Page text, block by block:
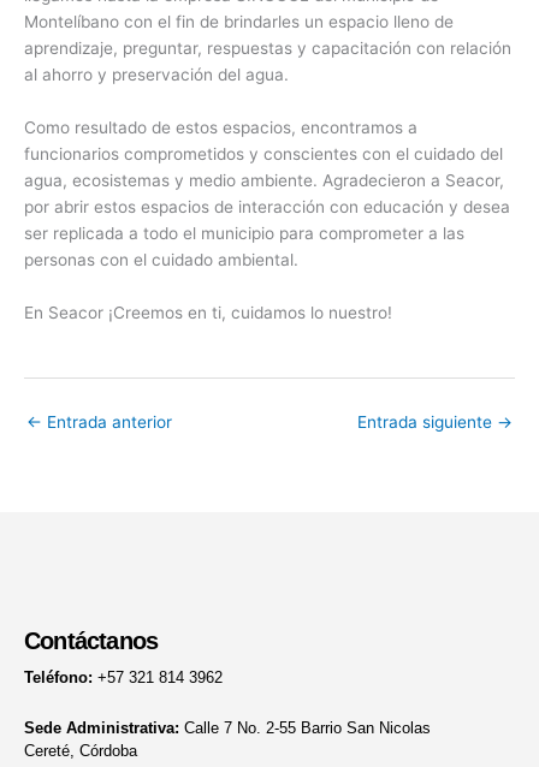
Montelíbano con el fin de brindarles un espacio lleno de
aprendizaje, preguntar, respuestas y capacitación con relación
al ahorro y preservación del agua.
Como resultado de estos espacios, encontramos a
funcionarios comprometidos y conscientes con el cuidado del
agua, ecosistemas y medio ambiente. Agradecieron a Seacor,
por abrir estos espacios de interacción con educación y desea
ser replicada a todo el municipio para comprometer a las
personas con el cuidado ambiental.
En Seacor ¡Creemos en ti, cuidamos lo nuestro!
← Entrada anterior Entrada siguiente →
Contáctanos
Teléfono: +57 321 814 3962
Sede Administrativa: Calle 7 No. 2-55 Barrio San Nicolas
Cereté, Córdoba